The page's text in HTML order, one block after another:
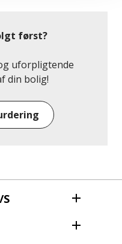
med en
udgang til en
en god ramme om
feriedage tæt på
og nærliggende byer
øvrige daglige
først?
uforpligtende
din bolig!